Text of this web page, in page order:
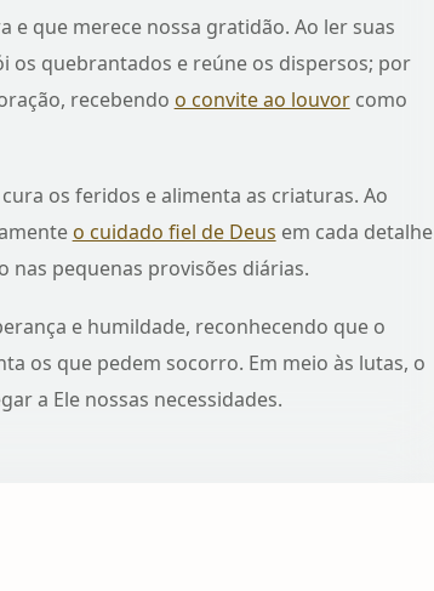
e que merece nossa gratidão. Ao ler suas
os quebrantados e reúne os dispersos; por
recebendo o convite ao louvorcomo
os feridos e alimenta as criaturas. Ao
o cuidado fiel de Deus em cada detalhe
nas pequenas provisões diárias.
e humildade, reconhecendo que o
os que pedem socorro. Em meio às lutas, o
a Ele nossas necessidades.